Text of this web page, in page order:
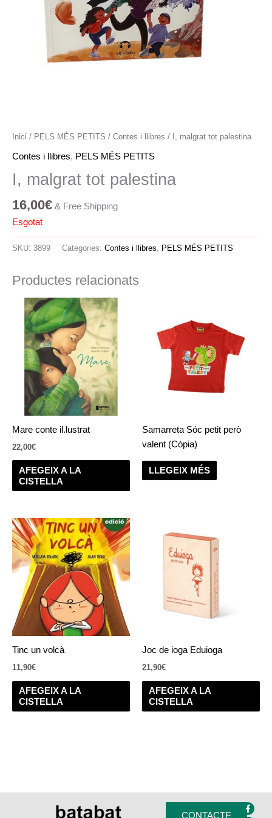
Inici / PELS MÉS PETITS / Contes i llibres / I, malgrat tot palestina
Contes i llibres, PELS MÉS PETITS
I, malgrat tot palestina
16,00€ & Free Shipping
Esgotat
SKU: 3899 Categories: Contes i llibres, PELS MÉS PETITS
Productes relacionats
Mare conte il.lustrat
22,00€
AFEGEIX A LA
CISTELLA
Samarreta Sóc petit però
valent (Còpia)
LLEGEIX MÉS
Tinc un volcà
11,90€
AFEGEIX A LA
CISTELLA
Joc de ioga Eduioga
21,90€
AFEGEIX A LA
CISTELLA
CONTACTE
F
a
I
n